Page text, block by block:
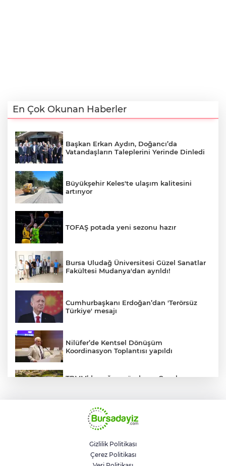
En Çok Okunan Haberler
Başkan Erkan Aydın, Doğancı’da
Vatandaşların Taleplerini Yerinde Dinledi
Büyükşehir Keles'te ulaşım kalitesini
artırıyor
TOFAŞ potada yeni sezonu hazır
Bursa Uludağ Üniversitesi Güzel Sanatlar
Fakültesi Mudanya'dan ayrıldı!
Cumhurbaşkanı Erdoğan’dan 'Terörsüz
Türkiye' mesajı
Nilüfer’de Kentsel Dönüşüm
Koordinasyon Toplantısı yapıldı
TBMM’de yoğun gündem... Çocuk
BUSKİ'den su tarifeleri açıklaması... Aylık
güncelleme yeni zam uygulaması değil
Geleceğin milli kaykaycıları
Gizlilik Politikası
Çerez Politikası